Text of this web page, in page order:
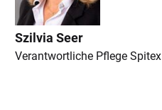
Szilvia Seer
Verantwortliche Pflege Spitex